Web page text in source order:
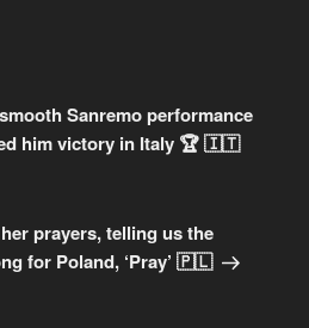
Sanremo performance
him victory in Italy 🏆 🇮🇹
prayers, telling us the
for Poland, ‘Pray’ 🇵🇱